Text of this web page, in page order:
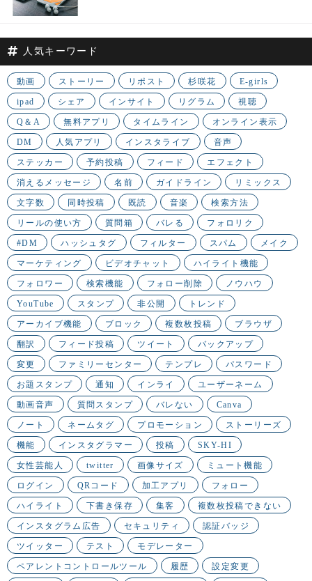
人気キーワード
動画 ストーリー リポスト 杉咲花 E-girls
ipad シェア インサイト リグラム 視聴
Q＆A 無料アプリ タイムライン オンライン表示
DM 人気アプリ インスタライブ 音声
ステッカー 予約投稿 フィード エフェクト
消えるメッセージ 名前 ガイドライン リミックス
文字数 同時投稿 既読 音楽 検索方法
リールの使い方 質問箱 バレる フォロリク
#DM ハッシュタグ フィルター スパム メイク
マーケティング ビデオチャット ハイライト機能
フォロワー 検索機能 フォロー削除 ノウハウ
YouTube スタンプ 非公開 トレンド
アーカイブ機能 ブロック 複数枚投稿 ブラウザ
翻訳 フィード投稿 ツイート バックアップ
変更 ファミリーセンター テンプレ パスワード
お題スタンプ 通知 インライ ユーザーネーム
動画音声 質問スタンプ バレない Canva
ノート ネームタグ プロモーション ストーリーズ
機能 インスタグラマー 投稿 SKY-HI
女性芸能人 twitter 画像サイズ ミュート機能
ログイン QRコード 加工アプリ フォロー
ハイライト 下書き保存 集客 複数枚投稿できない
インスタグラム広告 セキュリティ 認証バッジ
ツイッター テスト モデレーター
ペアレントコントロールツール 履歴 設定変更